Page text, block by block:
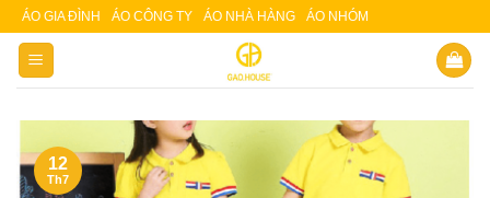
Skip
content
ÁO GIA ĐÌNH ÁO CÔNG TY ÁO NHÀ HÀNG ÁO NHÓM
12
Th7